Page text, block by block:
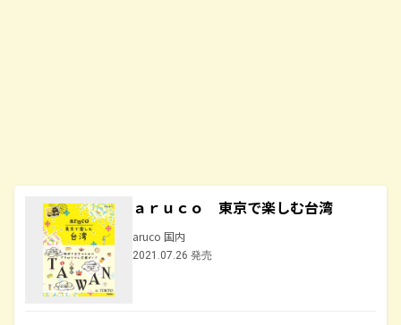
ａｒｕｃｏ 東京で楽しむ台湾
aruco 国内
2021.07.26 発売